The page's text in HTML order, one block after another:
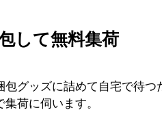
して無料集荷
包グッズに詰めて自宅で待つ
荷に伺います。